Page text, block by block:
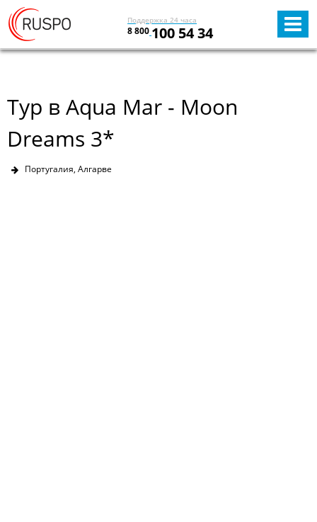
Поддержка 24 часа
8 800 100 54 34
Тур в Aqua Mar - Moon
Dreams 3*
Португалия, Алгарве